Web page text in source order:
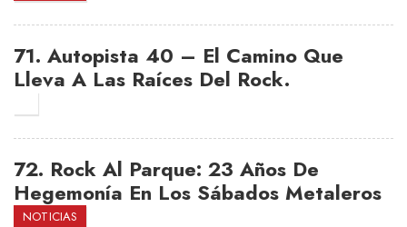
71. Autopista 40 – El Camino Que
Lleva A Las Raíces Del Rock.
72. Rock Al Parque: 23 Años De
Hegemonía En Los Sábados Metaleros
NOTICIAS